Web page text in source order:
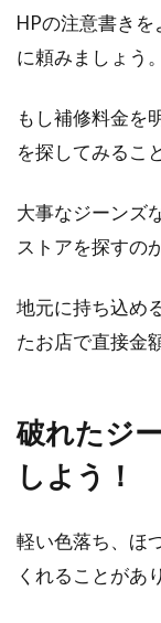
HPの注意書き
に頼みましょう。
もし補修料金を
を探してみるこ
大事なジーンズ
ストアを探すの
地元に持ち込め
たお店で直接金
破れたジ
しよう！
軽い色落ち、ほ
くれることがあ